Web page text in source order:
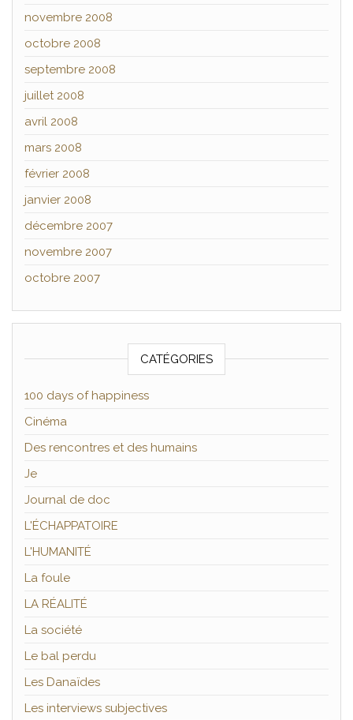
novembre 2008
octobre 2008
septembre 2008
juillet 2008
avril 2008
mars 2008
février 2008
janvier 2008
décembre 2007
novembre 2007
octobre 2007
CATÉGORIES
100 days of happiness
Cinéma
Des rencontres et des humains
Je
Journal de doc
L'ÉCHAPPATOIRE
L'HUMANITÉ
La foule
LA RÉALITÉ
La société
Le bal perdu
Les Danaïdes
Les interviews subjectives